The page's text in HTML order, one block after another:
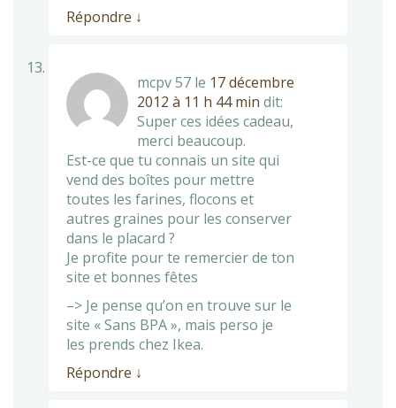
Répondre ↓
mcpv 57 le 17 décembre
2012 à 11 h 44 min dit:
Super ces idées cadeau,
merci beaucoup.
Est-ce que tu connais un site qui
vend des boîtes pour mettre
toutes les farines, flocons et
autres graines pour les conserver
dans le placard ?
Je profite pour te remercier de ton
site et bonnes fêtes
–> Je pense qu’on en trouve sur le
site « Sans BPA », mais perso je
les prends chez Ikea.
Répondre ↓